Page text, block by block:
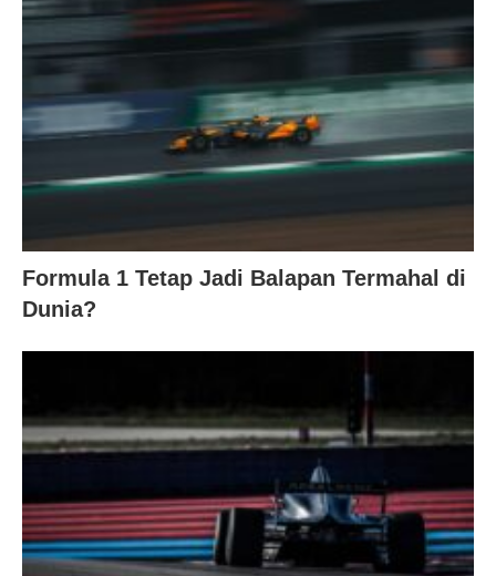
Formula 1 Tetap Jadi Balapan Termahal di
Dunia?